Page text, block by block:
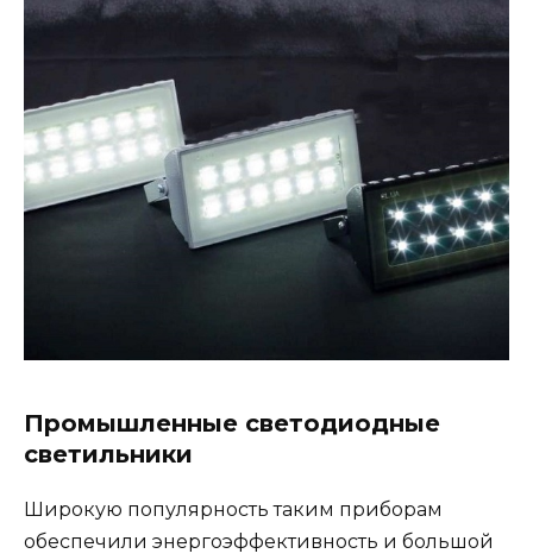
Промышленные светодиодные
светильники
Широкую популярность таким приборам
обеспечили энергоэффективность и большой